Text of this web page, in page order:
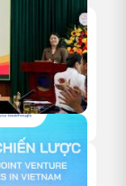
ĐỘNG NGHIÊN